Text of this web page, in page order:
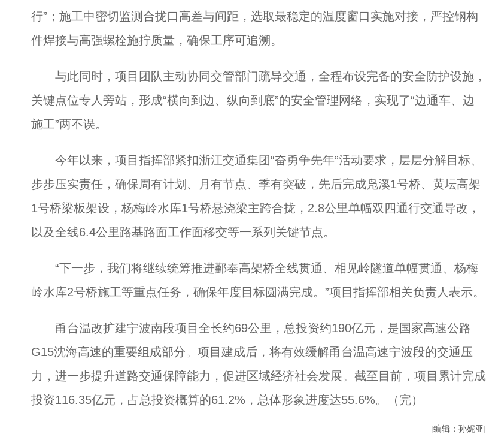
行”；施工中密切监测合拢口高差与间距，选取最稳定的温度窗口实施对接，严控钢构
件焊接与高强螺栓施拧质量，确保工序可追溯。
与此同时，项目团队主动协同交管部门疏导交通，全程布设完备的安全防护设施，
关键点位专人旁站，形成“横向到边、纵向到底”的安全管理网络，实现了“边通车、边
施工”两不误。
今年以来，项目指挥部紧扣浙江交通集团“奋勇争先年”活动要求，层层分解目标、
步步压实责任，确保周有计划、月有节点、季有突破，先后完成凫溪1号桥、黄坛高架
1号桥梁板架设，杨梅岭水库1号桥悬浇梁主跨合拢，2.8公里单幅双四通行交通导改，
以及全线6.4公里路基路面工作面移交等一系列关键节点。
“下一步，我们将继续统筹推进鄞奉高架桥全线贯通、相见岭隧道单幅贯通、杨梅
岭水库2号桥施工等重点任务，确保年度目标圆满完成。”项目指挥部相关负责人表示。
甬台温改扩建宁波南段项目全长约69公里，总投资约190亿元，是国家高速公路
G15沈海高速的重要组成部分。项目建成后，将有效缓解甬台温高速宁波段的交通压
力，进一步提升道路交通保障能力，促进区域经济社会发展。截至目前，项目累计完成
投资116.35亿元，占总投资概算的61.2%，总体形象进度达55.6%。（完）
[编辑：孙妮亚]